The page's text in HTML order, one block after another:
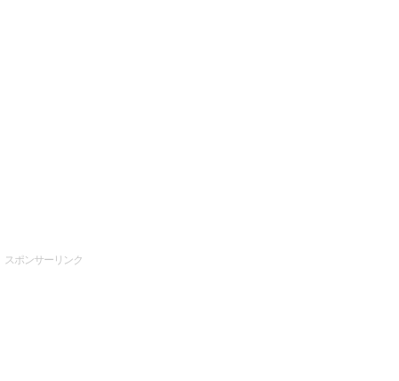
スポンサーリンク